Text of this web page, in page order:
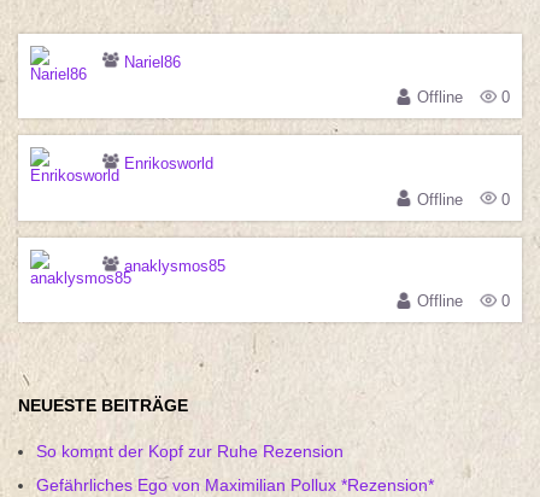
Nariel86
Offline
0
Enrikosworld
Offline
0
anaklysmos85
Offline
0
NEUESTE BEITRÄGE
So kommt der Kopf zur Ruhe Rezension
Gefährliches Ego von Maximilian Pollux *Rezension*